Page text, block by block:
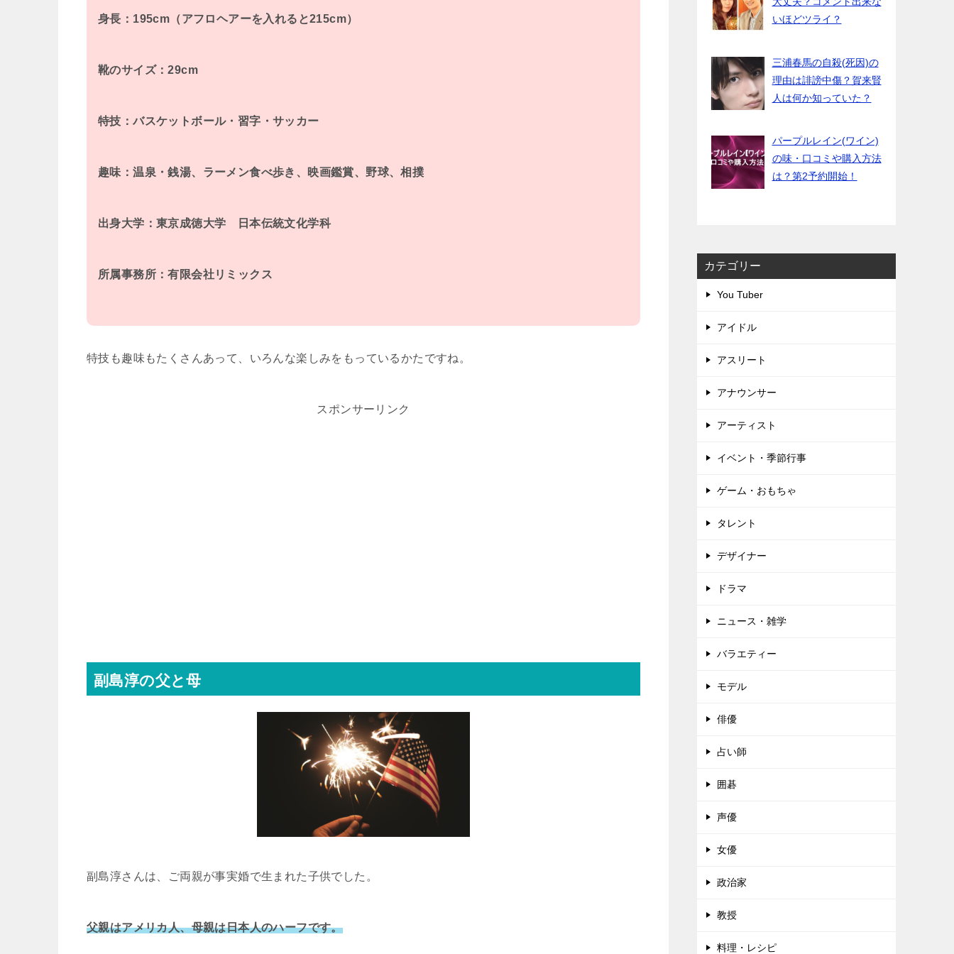
身長：195cm（アフロヘアーを入れると215cm）
靴のサイズ：29cm
特技：バスケットボール・習字・サッカー
趣味：温泉・銭湯、ラーメン食べ歩き、映画鑑賞、野球、相撲
出身大学：東京成徳大学 日本伝統文化学科
所属事務所：有限会社リミックス
特技も趣味もたくさんあって、いろんな楽しみをもっているかたですね。
スポンサーリンク
副島淳の父と母
副島淳さんは、ご両親が事実婚で生まれた子供でした。
父親はアメリカ人、母親は日本人のハーフです。
いほどツライ？
三浦春馬の自殺(死因)の
理由は誹謗中傷？賀来賢
人は何か知っていた？
パープルレイン(ワイン)
の味・口コミや購入方法
は？第2予約開始！
カテゴリー
You Tuber
アイドル
アスリート
アナウンサー
アーティスト
イベント・季節行事
ゲーム・おもちゃ
タレント
デザイナー
ドラマ
ニュース・雑学
バラエティー
モデル
俳優
占い師
囲碁
声優
女優
政治家
教授
料理・レシピ